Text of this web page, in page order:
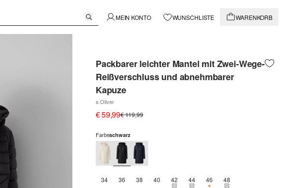
MEIN KONTO WUNSCHLISTE WARENKORB
Packbarer leichter Mantel mit Zwei-Wege-
Reißverschluss und abnehmbarer
Kapuze
s.Oliver
€ 59,99€ 119,99
Farbeschwarz
34 36 38 40 42THIS SIZE IS CURRENTLY OUT OF STOCK
44THIS SIZE IS CURRENTLY OUT OF
46NUR 1 VERFÜGBAR
48THIS SIZE IS